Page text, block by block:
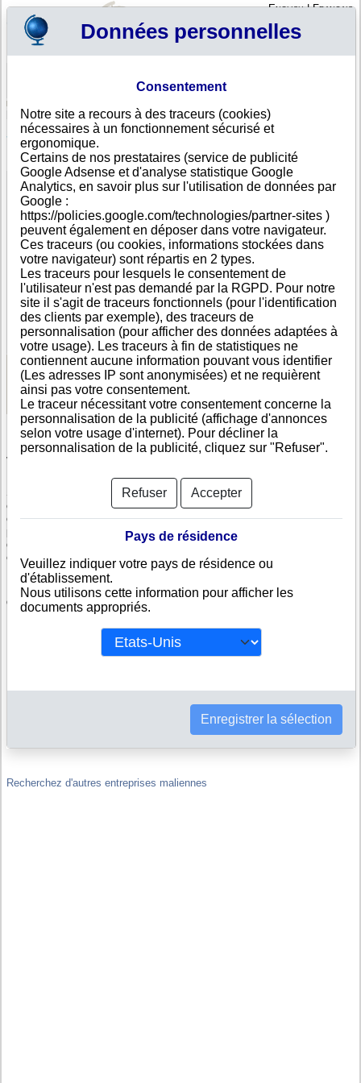
English|Français
Votre panier est vide
Mali >Toutes villes >Bamako
SOGEA-SATOM, Bamako
FICHE ENTREPRISE
Dénomination SOGEA-SATOM
Adresse
Route des Abattoirs
Ville
Bamako
Pays
Mali
Type
d'adresse
Adresse unique
Téléphone
+223 22-----
DUNS®
Number
85-------
Cette entreprise fait partie d'un groupe de sociétés.
Nombre de sociétés dans ce groupe : 2668
Voir les informations disponibles
Vérifiez SOGEA-SATOM
SOGEA-SATOM est immatriculée au registre du commerce malien. Info-
clipper.com vous propose une large gamme de documents et de rapports
contenant d'une part des informations issues des données légales
permettant notamment de constituer l'équivalent d'un Kbis et d'autres part
des analyses et enquêtes commerciales permettant d'évaluer la fiabilité
et la solvabilité de cette entreprise.
Les documents sur SOGEA-SATOM contiennent des informations telles
que :
N° DUNS : Ce N° est un SIRET international permettant d'identifier
chaque société
dirigeants...
Bilans, scores, ratings permettant d'évaluer la situation financière
Liens financiers : SOGEA-SATOM est-elle filiale ou maison-mère
Recherchez d'autres entreprises maliennes
Données personnelles
Consentement
Notre site a recours à des traceurs (cookies)
nécessaires à un fonctionnement sécurisé et
ergonomique.
Certains de nos prestataires (service de publicité
Google Adsense et d'analyse statistique Google
Analytics, en savoir plus sur l'utilisation de données par
Google :
https://policies.google.com/technologies/partner-sites )
peuvent également en déposer dans votre navigateur.
Ces traceurs (ou cookies, informations stockées dans
votre navigateur) sont répartis en 2 types.
Les traceurs pour lesquels le consentement de
l'utilisateur n'est pas demandé par la RGPD. Pour notre
site il s'agit de traceurs fonctionnels (pour l'identification
des clients par exemple), des traceurs de
personnalisation (pour afficher des données adaptées à
votre usage). Les traceurs à fin de statistiques ne
contiennent aucune information pouvant vous identifier
(Les adresses IP sont anonymisées) et ne requièrent
ainsi pas votre consentement.
Le traceur nécessitant votre consentement concerne la
personnalisation de la publicité (affichage d'annonces
selon votre usage d'internet). Pour décliner la
personnalisation de la publicité, cliquez sur "Refuser".
Refuser Accepter
Pays de résidence
Veuillez indiquer votre pays de résidence ou
d'établissement.
Nous utilisons cette information pour afficher les
documents appropriés.
Enregistrer la sélection